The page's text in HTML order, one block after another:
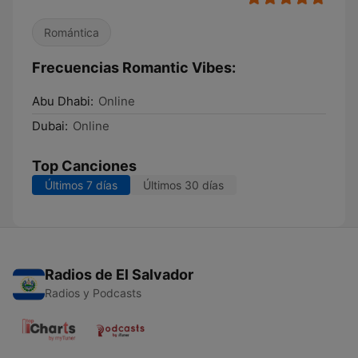
Romántica
Frecuencias Romantic Vibes:
Abu Dhabi: Online
Dubai: Online
Top Canciones
Últimos 7 días Últimos 30 días
Radios de El Salvador
Radios y Podcasts